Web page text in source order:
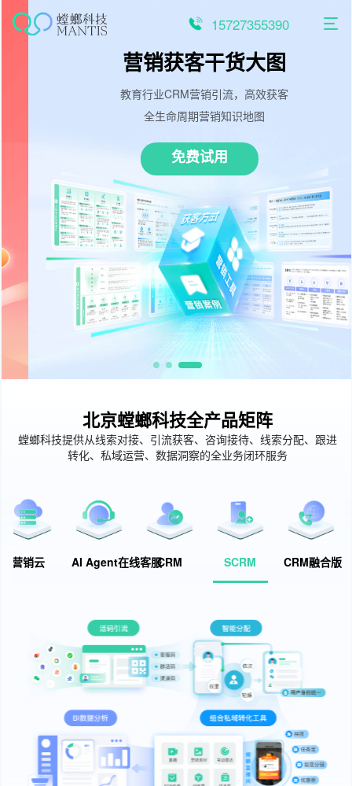
15727355390
营销获客干货大图
教育行业CRM营销引流，高效获客
全生命周期营销知识地图
免费试用
北京螳螂科技全产品矩阵
螳螂科技提供从线索对接、引流获客、咨询接待、线索分配、跟进
转化、私域运营、数据洞察的全业务闭环服务
营销云 AI Agent在线客服CRM SCRM CRM融合版